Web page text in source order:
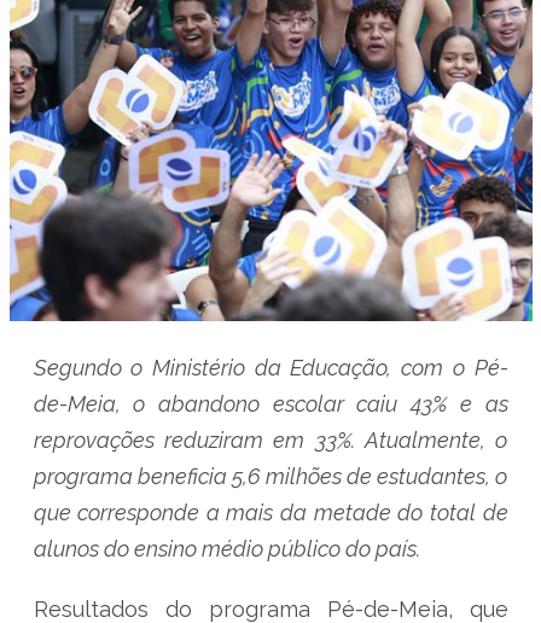
Segundo o Ministério da Educação, com o Pé-
de-Meia, o abandono escolar caiu 43% e as
reprovações reduziram em 33%. Atualmente, o
programa beneficia 5,6 milhões de estudantes, o
que corresponde a mais da metade do total de
alunos do ensino médio público do país.
Resultados do programa Pé-de-Meia, que